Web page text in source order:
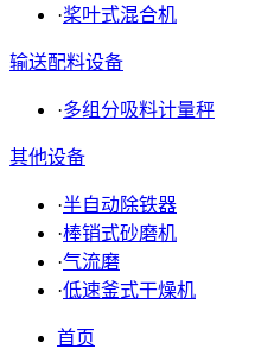
·桨叶式混合机
输送配料设备
·多组分吸料计量秤
其他设备
·半自动除铁器
·棒销式砂磨机
·气流磨
·低速釜式干燥机
首页